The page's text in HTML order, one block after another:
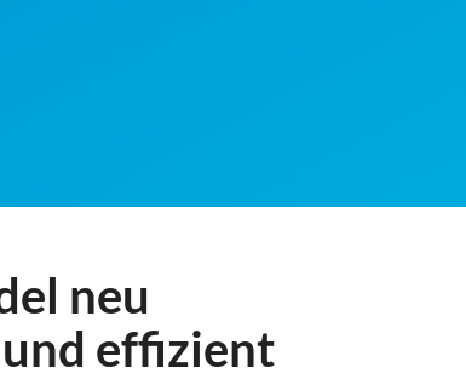
neu
effizient